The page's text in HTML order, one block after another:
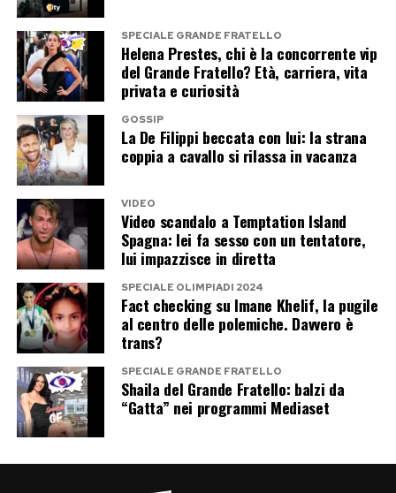
SPECIALE GRANDE FRATELLO
Helena Prestes, chi è la concorrente vip
del Grande Fratello? Età, carriera, vita
privata e curiosità
GOSSIP
La De Filippi beccata con lui: la strana
coppia a cavallo si rilassa in vacanza
VIDEO
Video scandalo a Temptation Island
Spagna: lei fa sesso con un tentatore,
lui impazzisce in diretta
SPECIALE OLIMPIADI 2024
Fact checking su Imane Khelif, la pugile
al centro delle polemiche. Davvero è
trans?
SPECIALE GRANDE FRATELLO
Shaila del Grande Fratello: balzi da
“Gatta” nei programmi Mediaset